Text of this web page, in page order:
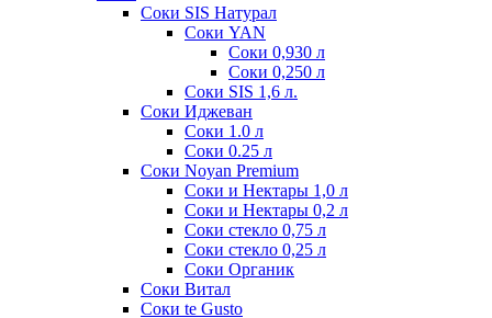
Соки SIS Натурал
Соки YAN
Соки 0,930 л
Соки 0,250 л
Соки SIS 1,6 л.
Соки Иджеван
Соки 1.0 л
Соки 0.25 л
Соки Noyan Premium
Соки и Нектары 1,0 л
Соки и Нектары 0,2 л
Соки стекло 0,75 л
Соки стекло 0,25 л
Соки Органик
Соки Витал
Соки te Gusto